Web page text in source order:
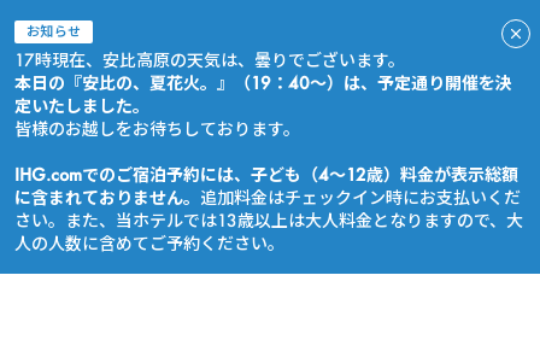
お知らせ
17時現在、安比高原の天気は、曇りでございます。
本日の『安比の、夏花火。』（19：40～）は、予定通り開催を決
定いたしました。
皆様のお越しをお待ちしております。
IHG.comでのご宿泊予約には、子ども（4～12歳）料金が表示総額
に含まれておりません。 追加料金はチェックイン時にお支払いくだ
さい。また、当ホテルでは13歳以上は大人料金となりますので、大
人の人数に含めてご予約ください。